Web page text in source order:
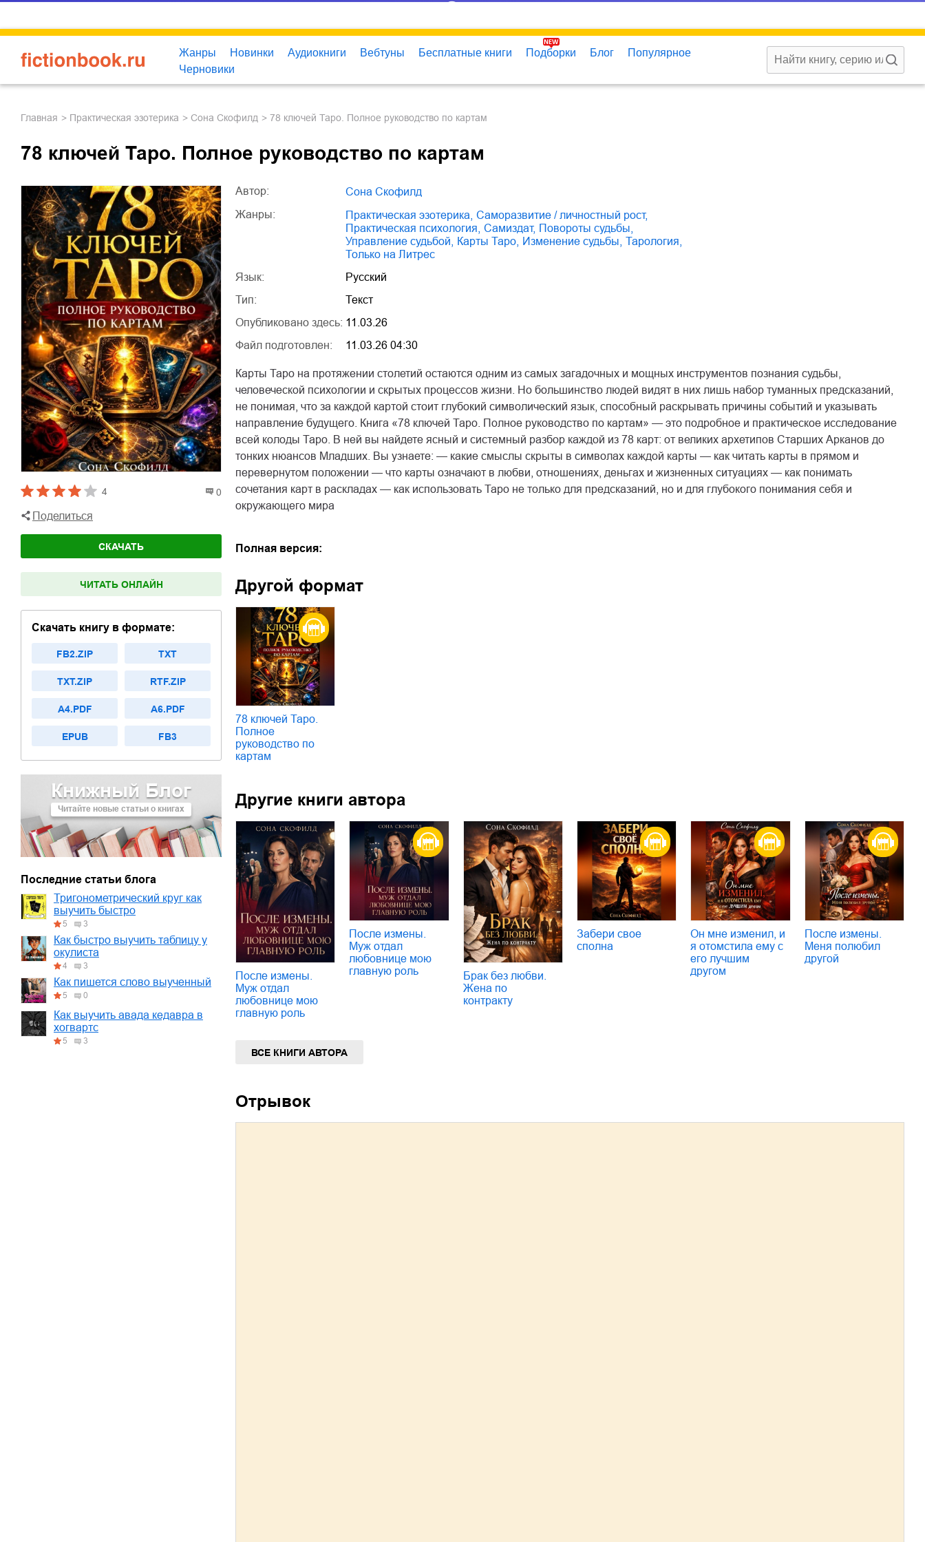
Жанры Новинки Аудиокниги Вебтуны Бесплатные книги Подборки Блог
Популярное
Черновики
Главная практическая эзотерика Сона Скофилд 78 ключей Таро. Полное руководство по картам
78 ключей Таро. Полное руководство по картам
4 0
Поделиться
СКАЧАТЬ
ЧИТАТЬ ОНЛАЙН
Скачать книгу в формате:
FB2.ZIP TXT
TXT.ZIP RTF.ZIP
A4.PDF A6.PDF
EPUB FB3
Книжный Блог
Читайте новые статьи о книгах
Последние статьи блога
Тригонометрический круг как
выучить быстро
5 3
Как быстро выучить таблицу у
окулиста
4 3
Как пишется слово выученный
5 0
Как выучить авада кедавра в
хогвартс
5 3
Автор:
Сона Скофилд
Жанры:
практическая эзотерика саморазвитие / личностный рост,
практическая психология
Самиздат, повороты судьбы
управление судьбой
карты Таро изменение судьбы тарология
только на Литрес
Язык:
Русский
Тип:
Текст
Опубликовано здесь: 11.03.26
Файл подготовлен:
11.03.26 04:30
Карты Таро на протяжении столетий остаются одним из самых загадочных и мощных инструментов познания судьбы,
человеческой психологии и скрытых процессов жизни. Но большинство людей видят в них лишь набор туманных предсказаний,
не понимая, что за каждой картой стоит глубокий символический язык, способный раскрывать причины событий и указывать
направление будущего. Книга «78 ключей Таро. Полное руководство по картам» — это подробное и практическое исследование
всей колоды Таро. В ней вы найдете ясный и системный разбор каждой из 78 карт: от великих архетипов Старших Арканов до
тонких нюансов Младших. Вы узнаете: — какие смыслы скрыты в символах каждой карты — как читать карты в прямом и
перевернутом положении — что карты означают в любви, отношениях, деньгах и жизненных ситуациях — как понимать
сочетания карт в раскладах — как использовать Таро не только для предсказаний, но и для глубокого понимания себя и
окружающего мира
Полная версия:
Другой формат
78 ключей Таро.
Полное
руководство по
картам
Другие книги автора
После измены.
Муж отдал
любовнице мою
главную роль
После измены.
Муж отдал
любовнице мою
главную роль
Брак без любви.
Жена по
контракту
Забери свое
сполна
Он мне изменил, и
я отомстила ему с
его лучшим
другом
После измены.
Меня полюбил
другой
ВСЕ КНИГИ АВТОРА
Отрывок